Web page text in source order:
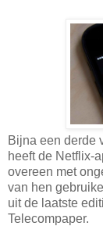
Bijna een derde
heeft de Netflix-
overeen met
van hen
uit de laatste
Telecompaper.